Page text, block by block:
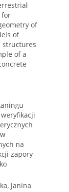
for
of
of
structures
of a
na
zapory
Janina